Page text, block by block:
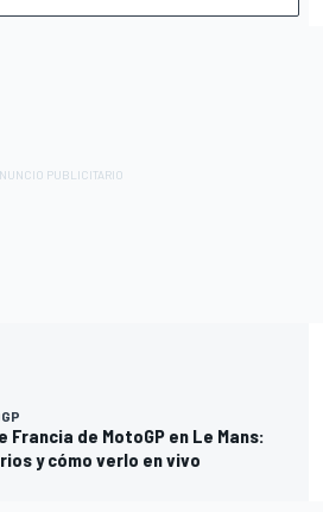
Francia de MotoGP en Le Mans:
y cómo verlo en vivo